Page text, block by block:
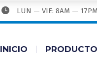
LUN — VIE: 8AM — 17PM
INICIO